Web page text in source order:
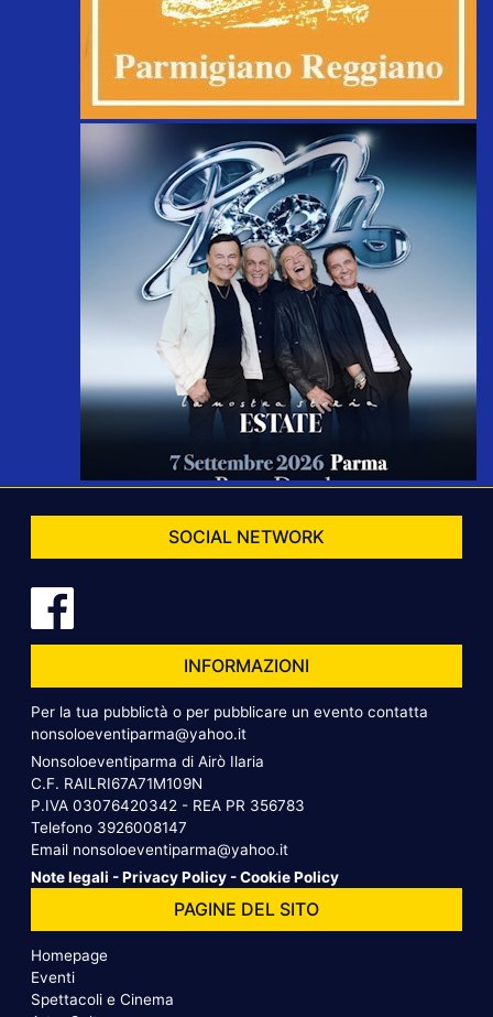
SOCIAL NETWORK
INFORMAZIONI
Per la tua pubblictà o per pubblicare un evento contatta
nonsoloeventiparma@yahoo.it
Nonsoloeventiparma di Airò Ilaria
C.F. RAILRI67A71M109N
P.IVA 03076420342 - REA PR 356783
Telefono 3926008147
Email nonsoloeventiparma@yahoo.it
Note legali -Privacy Policy -Cookie Policy
PAGINE DEL SITO
Homepage
Eventi
Spettacoli e Cinema